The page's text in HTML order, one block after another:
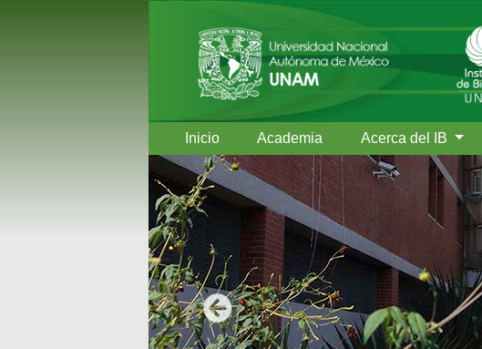
Inicio Academia Acerca del IB
Anterior